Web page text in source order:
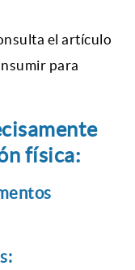
el artículo
para
física: